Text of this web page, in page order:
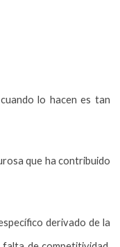
lo hacen es tan
que ha contribuido
derivado de la